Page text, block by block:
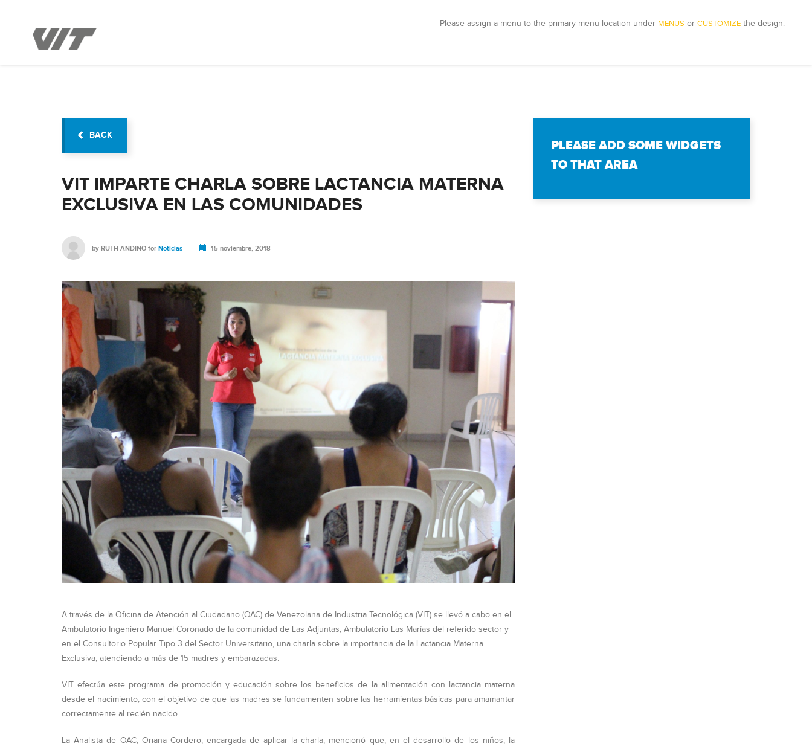
Please assign a menu to the primary menu location under MENUS or CUSTOMIZE the design.
BACK
VIT IMPARTE CHARLA SOBRE LACTANCIA MATERNA
EXCLUSIVA EN LAS COMUNIDADES
by RUTH ANDINO for Noticias 15 noviembre, 2018
A través de la Oficina de Atención al Ciudadano (OAC) de Venezolana de Industria Tecnológica (VIT) se llevó a cabo en el
Ambulatorio Ingeniero Manuel Coronado de la comunidad de Las Adjuntas, Ambulatorio Las Marías del referido sector y
en el Consultorio Popular Tipo 3 del Sector Universitario, una charla sobre la importancia de la Lactancia Materna
Exclusiva, atendiendo a más de 15 madres y embarazadas.
VIT efectúa este programa de promoción y educación sobre los beneficios de la alimentación con lactancia materna
desde el nacimiento, con el objetivo de que las madres se fundamenten sobre las herramientas básicas para amamantar
correctamente al recién nacido.
La Analista de OAC, Oriana Cordero, encargada de aplicar la charla, mencionó que, en el desarrollo de los niños, la
PLEASE ADD SOME WIDGETS
TO THAT AREA